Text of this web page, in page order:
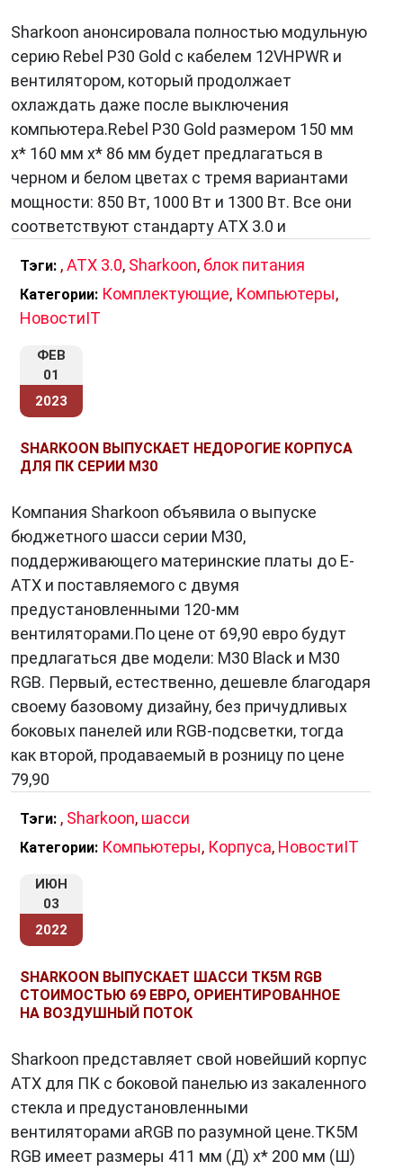
компьютерной жизни. В её арсенале можно
Геймерские мыши
Sharkoonпроизводит множество различных
моделей мышей, от простых и надёжных до
передовых геймерских устройств с
разнообразными функциями и
2.Клавиатуры
Клавиатуры Sharkoon отличаются
удобством, высокой надёжностью и
инновационными функциями. Они
предоставляют геймерам и профессионалам
все необходимое для комфортной работы.
3.Наушники и аудио-аксессуары
С невероятной заботой о качестве звука,
продукция Sharkoon в этой категории
погружает вас в атмосферу игры или фильма,
раскрывая каждую ноту и звуковой эффект.
Корпуса для ПК
Sharkoonпредлагает разнообразные
корпуса с современными системами
охлаждения и проработанными внутренними
выбором для геймеров и профессиональных
пользователей.
Компоненты для водяного охлаждения
Специализированные системы охлаждения
помогают поддерживать низкие температуры
в вашем ПК, что особенно важно при
интенсивной нагрузке.
Экологическая ответственность
Компания Sharkoon также проявляет заботу
о окружающей среде. В её производственных
Sharkoon анонсировала полностью модульную
серию Rebel P30 Gold с кабелем 12VHPWR и
вентилятором, который продолжает
охлаждать даже после выключения
компьютера.Rebel P30 Gold размером 150 мм
x* 160 мм x* 86 мм будет предлагаться в
черном и белом цветах с тремя вариантами
мощности: 850 Вт, 1000 Вт и 1300 Вт. Все они
соответствуют стандарту ATX 3.0 и
Тэги: ,ATX 3.0, Sharkoon, блок питания
Категории: Комплектующие, Компьютеры,
НовостиIT
ФЕВ
01
2023
SHARKOON ВЫПУСКАЕТ НЕДОРОГИЕ КОРПУСА
ДЛЯ ПК СЕРИИ M30
Компания Sharkoon объявила о выпуске
бюджетного шасси серии M30,
поддерживающего материнские платы до E-
ATX и поставляемого с двумя
предустановленными 120-мм
вентиляторами.По цене от 69,90 евро будут
предлагаться две модели: M30 Black и M30
RGB. Первый, естественно, дешевле благодаря
своему базовому дизайну, без причудливых
боковых панелей или RGB-подсветки, тогда
как второй, продаваемый в розницу по цене
79,90
Тэги: , Sharkoon, шасси
Категории: Компьютеры, Корпуса, НовостиIT
ИЮН
03
2022
SHARKOON ВЫПУСКАЕТ ШАССИ TK5M RGB
СТОИМОСТЬЮ 69 ЕВРО, ОРИЕНТИРОВАННОЕ
НА ВОЗДУШНЫЙ ПОТОК
Sharkoon представляет свой новейший корпус
ATX для ПК с боковой панелью из закаленного
стекла и предустановленными
вентиляторами aRGB по разумной цене.TK5M
RGB имеет размеры 411 мм (Д) x* 200 мм (Ш)